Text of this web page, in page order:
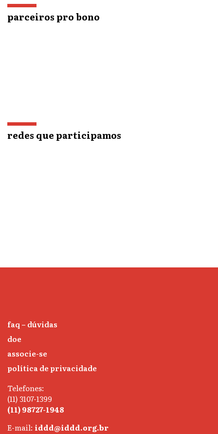
parceiros pro bono
redes que participamos
faq – dúvidas
doe
associe-se
política de privacidade
Telefones:
(11) 3107-1399
(11) 98727-1948
E-mail: iddd@iddd.org.br